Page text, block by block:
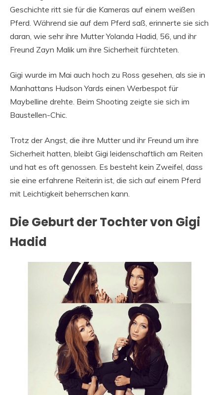
Geschichte ritt sie für die Kameras auf einem weißen
Pferd. Während sie auf dem Pferd saß, erinnerte sie sich
daran, wie sehr ihre Mutter Yolanda Hadid, 56, und ihr
Freund Zayn Malik um ihre Sicherheit fürchteten.
Gigi wurde im Mai auch hoch zu Ross gesehen, als sie in
Manhattans Hudson Yards einen Werbespot für
Maybelline drehte. Beim Shooting zeigte sie sich im
Baustellen-Chic.
Trotz der Angst, die ihre Mutter und ihr Freund um ihre
Sicherheit hatten, bleibt Gigi leidenschaftlich am Reiten
und hat es oft genossen. Es besteht kein Zweifel, dass
sie eine erfahrene Reiterin ist, die sich auf einem Pferd
mit Leichtigkeit beherrschen kann.
Die Geburt der Tochter von Gigi
Hadid